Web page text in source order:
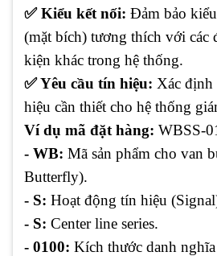
✅ Kiểu kết nối: Đảm bảo
(mặt bích) tương thích với các
kiện khác trong hệ thống.
✅ Yêu cầu tín hiệu: Xác định
hiệu cần thiết cho hệ thống
Ví dụ mã đặt hàng: WBSS-
- WB: Mã sản phẩm cho van
Butterfly).
- S: Hoạt động tín hiệu
- S: Center line series.
- 0100: Kích thước danh